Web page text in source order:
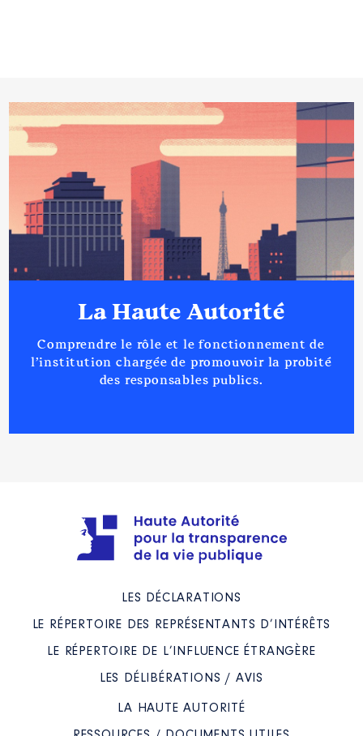
La Haute Autorité
Comprendre le rôle et le fonctionnement de
l’institution chargée de promouvoir la probité
des responsables publics.
LES DÉCLARATIONS
LE RÉPERTOIRE DES REPRÉSENTANTS D’INTÉRÊTS
LE RÉPERTOIRE DE L’INFLUENCE ÉTRANGÈRE
LES DÉLIBÉRATIONS / AVIS
LA HAUTE AUTORITÉ